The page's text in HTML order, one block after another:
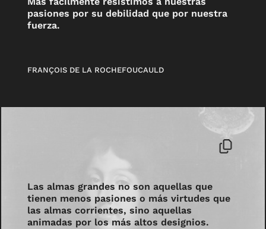
pasiones por su debilidad que por nuestra
fuerza.
FRANÇOIS DE LA ROCHEFOUCAULD
Las almas grandes no son aquellas que
tienen menos pasiones o más virtudes que
las almas corrientes, sino aquellas
animadas por los más altos designios.